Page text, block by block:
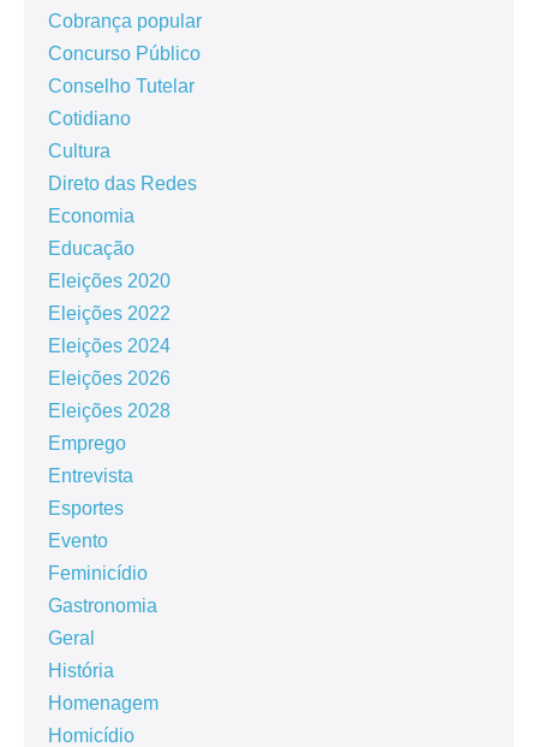
Cobrança popular
Concurso Público
Conselho Tutelar
Cotidiano
Cultura
Direto das Redes
Economia
Educação
Eleições 2020
Eleições 2022
Eleições 2024
Eleições 2026
Eleições 2028
Emprego
Entrevista
Esportes
Evento
Feminicídio
Gastronomia
Geral
História
Homenagem
Homicídio